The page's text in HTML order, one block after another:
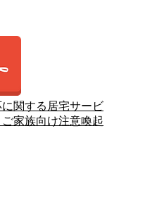
関する居宅サービ
家族向け注意喚起